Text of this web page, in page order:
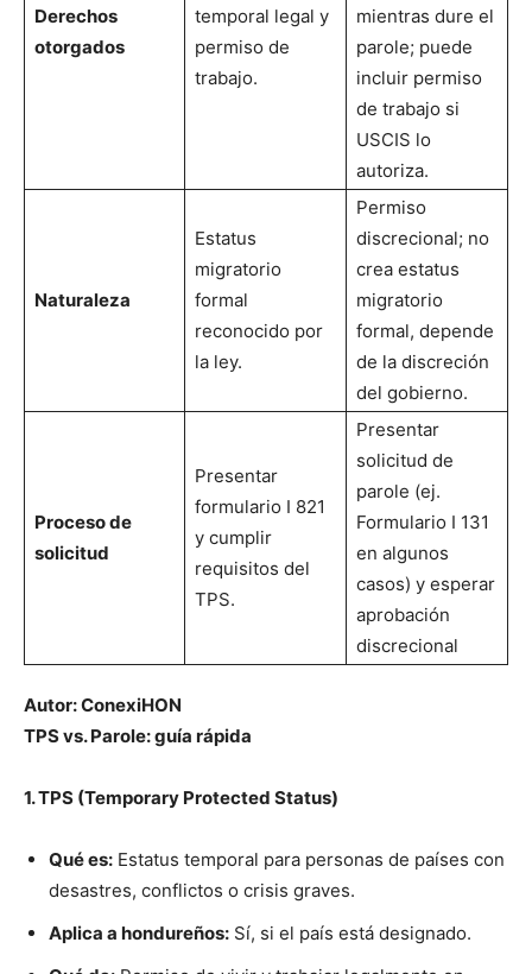
Derechos
otorgados
temporal legal y
permiso de
trabajo.
mientras dure el
parole; puede
incluir permiso
de trabajo si
USCIS lo
autoriza.
Naturaleza
Estatus
migratorio
formal
reconocido por
la ley.
Permiso
discrecional; no
crea estatus
migratorio
formal, depende
de la discreción
del gobierno.
Proceso de
solicitud
Presentar
formulario I 821
y cumplir
requisitos del
TPS.
Presentar
solicitud de
parole (ej.
Formulario I 131
en algunos
casos) y esperar
aprobación
discrecional
Autor: ConexiHON
TPS vs. Parole: guía rápida
1. TPS (Temporary Protected Status)
Qué es: Estatus temporal para personas de países con
desastres, conflictos o crisis graves.
Aplica a hondureños: Sí, si el país está designado.